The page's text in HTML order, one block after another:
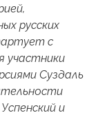
русских
с
участники
Суздаль
и